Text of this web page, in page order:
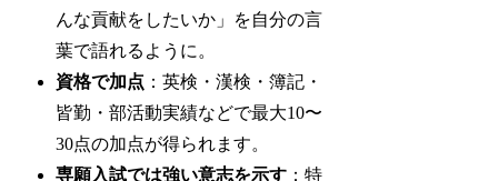
んな貢献をしたいか」を自分の言
葉で語れるように。
資格で加点 ：英検・漢検・簿記・
皆勤・部活動実績などで最大10〜
30点の加点が得られます。
専願入試では強い意志を示す ：特